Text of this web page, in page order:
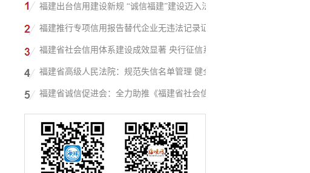
福建出台信用建设新规 “诚信福建”建设迈入法
治化新阶段
福建推行专项信用报告替代企业无违法记录证
明改革成效显著
福建省社会信用体系建设成效显著 央行征信系
统赋能实体经济
福建省高级人民法院：规范失信名单管理 健全
信用修复机制
福建省诚信促进会：全力助推《福建省社会信
用条例》落地见效